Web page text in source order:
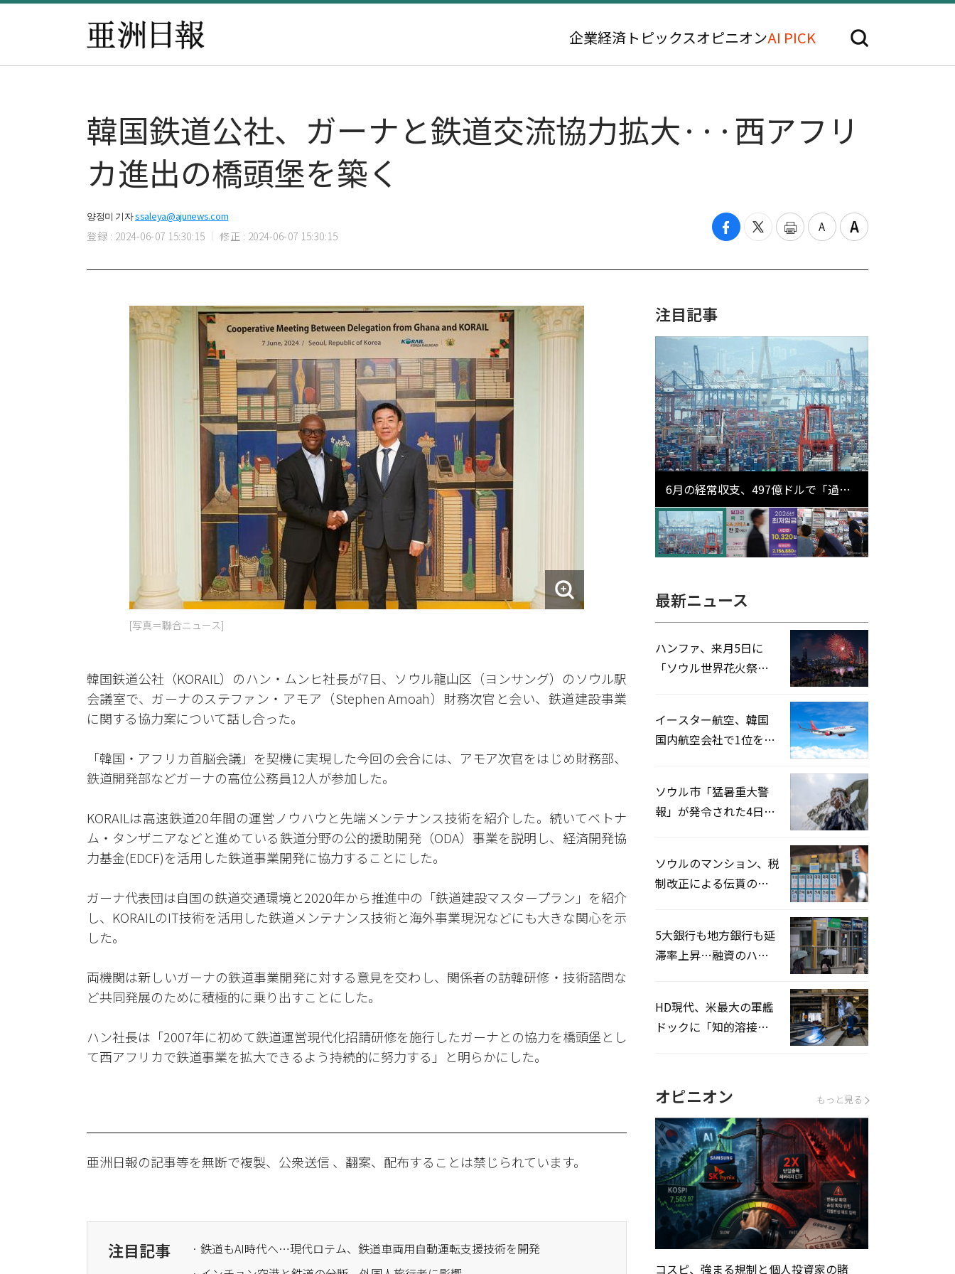
企業経済 トピックスオピニオンAI PICK
韓国鉄道公社、ガーナと鉄道交流協力拡大···西アフリ
カ進出の橋頭堡を築く
양정미 기자ssaleya@ajunews.com
登録 : 2024-06-07 15:30:15 修正 : 2024-06-07 15:30:15
[写真＝聯合ニュース]
韓国鉄道公社（KORAIL）のハン・ムンヒ社長が7日、ソウル龍山区（ヨンサング）のソウル駅
会議室で、ガーナのステファン・アモア（Stephen Amoah）財務次官と会い、鉄道建設事業
に関する協力案について話し合った。
「韓国・アフリカ首脳会議」を契機に実現した今回の会合には、アモア次官をはじめ財務部、
鉄道開発部などガーナの高位公務員12人が参加した。
KORAILは高速鉄道20年間の運営ノウハウと先端メンテナンス技術を紹介した。続いてベトナ
ム・タンザニアなどと進めている鉄道分野の公的援助開発（ODA）事業を説明し、経済開発協
力基金(EDCF)を活用した鉄道事業開発に協力することにした。
ガーナ代表団は自国の鉄道交通環境と2020年から推進中の「鉄道建設マスタープラン」を紹介
し、KORAILのIT技術を活用した鉄道メンテナンス技術と海外事業現況などにも大きな関心を示
した。
両機関は新しいガーナの鉄道事業開発に対する意見を交わし、関係者の訪韓研修・技術諮問な
ど共同発展のために積極的に乗り出すことにした。
ハン社長は「2007年に初めて鉄道運営現代化招請研修を施行したガーナとの協力を橋頭堡とし
て西アフリカで鉄道事業を拡大できるよう持続的に努力する」と明らかにした。
亜洲日報の記事等を無断で複製、公衆送信 、翻案、配布することは禁じられています。
注目記事
· 鉄道もAI時代へ…現代ロテム、鉄道車両用自動運転支援技術を開発
注目記事
6月の経常収支、497億ドルで「過去
最大」…輸出が初の1000億ドル突破
最新ニュース
ハンファ、来月5日に
「ソウル世界花火祭り
イースター航空、韓国
国内航空会社で1位を記
ソウル市「猛暑重大警
報」が発令された4日、
ソウルのマンション、税
制改正による伝貰の月
5大銀行も地方銀行も延
滞率上昇…融資のハー
HD現代、米最大の軍艦
ドックに「知的溶接」
オピニオン もっと見る
コスピ、強まる規制と個人投資家の賭